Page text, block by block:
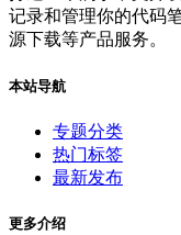
记录和管理你的代码
源下载等产品服务。
本站导航
专题分类
热门标签
最新发布
更多介绍